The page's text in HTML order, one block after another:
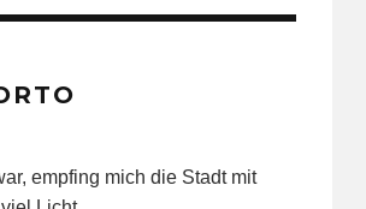
empfing mich die Stadt mit